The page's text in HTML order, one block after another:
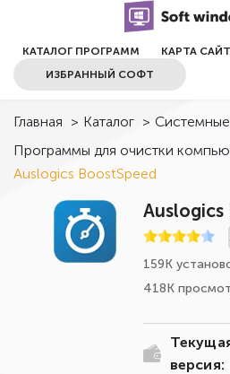
КАТАЛОГ ПРОГРАММ
КАРТА
ИЗБРАННЫЙ СОФТ
Главная > Каталог >
Программы для очистки
Auslogics BoostSpeed
Auslogics
159К
418К
версия: